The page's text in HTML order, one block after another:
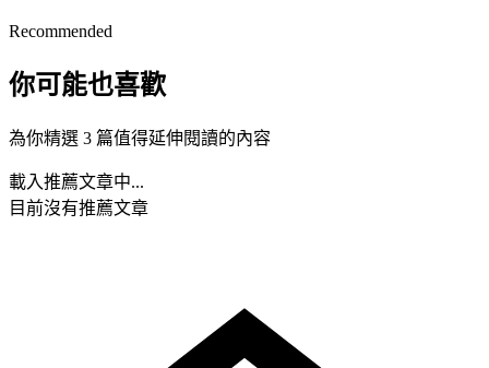
Recommended
你可能也喜歡
為你精選 3 篇值得延伸閱讀的內容
載入推薦文章中...
目前沒有推薦文章